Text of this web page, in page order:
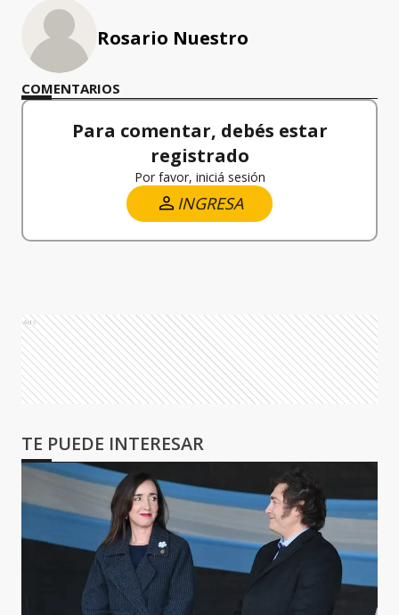
Rosario Nuestro
COMENTARIOS
Para comentar, debés estar
registrado
Por favor, iniciá sesión
INGRESA
Ads
TE PUEDE INTERESAR